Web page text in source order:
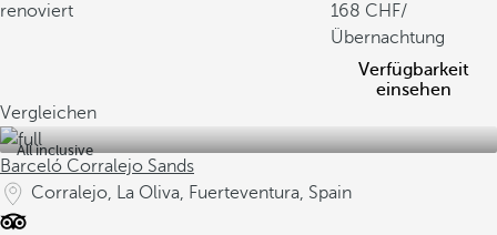
renoviert
168
/
Übernachtung
Verfügbarkeit
einsehen
Vergleichen
All inclusive
Barceló Corralejo Sands
Corralejo, La Oliva, Fuerteventura, Spain